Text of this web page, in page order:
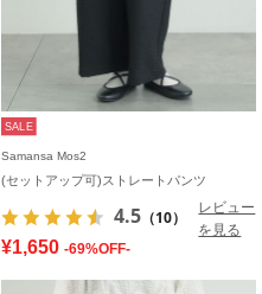
SALE
Samansa Mos2
(セットアップ可)ストレートパンツ
4.5 （10）
レビュー
を見る
¥1,650 -69%OFF-